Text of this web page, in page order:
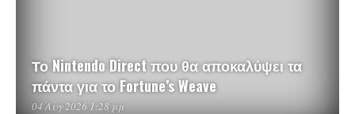
Το Nintendo Direct που θα αποκαλύψει τα
πάντα για το Fortune’s Weave
04 Αυγ 2026 1:28 μμ